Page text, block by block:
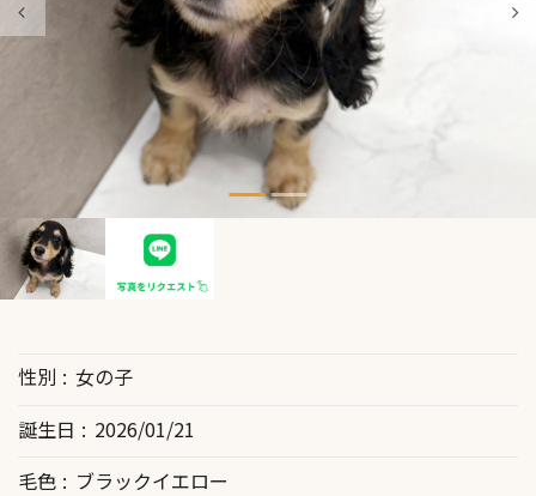
性別
女の子
誕生日
2026/01/21
毛色
ブラックイエロー